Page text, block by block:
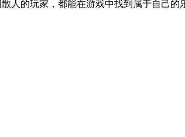
人的玩家，都能在游戏中找到属于自己的